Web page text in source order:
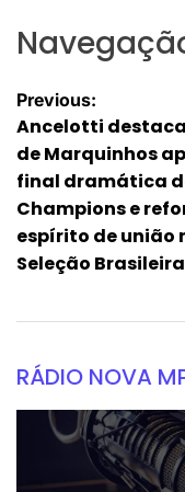
Previous:
Ancelotti
de Marquinhos
final dramática
Champions e
espírito de união
Seleção Brasileira
RÁDIO NOVA